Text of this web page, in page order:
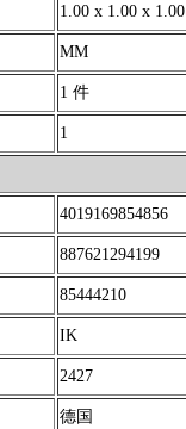
1.00 x 1.00 x 1.00
MM
1 件
1
4019169854856
887621294199
85444210
IK
2427
德国